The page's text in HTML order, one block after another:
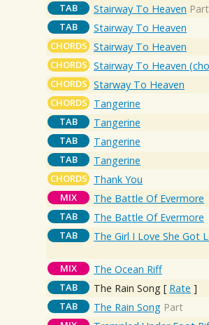
TAB Stairway To Heaven Part
TAB Stairway To Heaven
CHORDS Stairway To Heaven
CHORDS Stairway To Heaven
CHORDS Starway To Heaven
CHORDS Tangerine
TAB Tangerine
TAB Tangerine
TAB Tangerine
CHORDS Thank You
MIX The Battle Of Evermore
TAB The Battle Of Evermore
TAB
The Girl I Love She Got
MIX The Ocean Riff
TAB The Rain Song [ Rate ]
TAB The Rain Song Part